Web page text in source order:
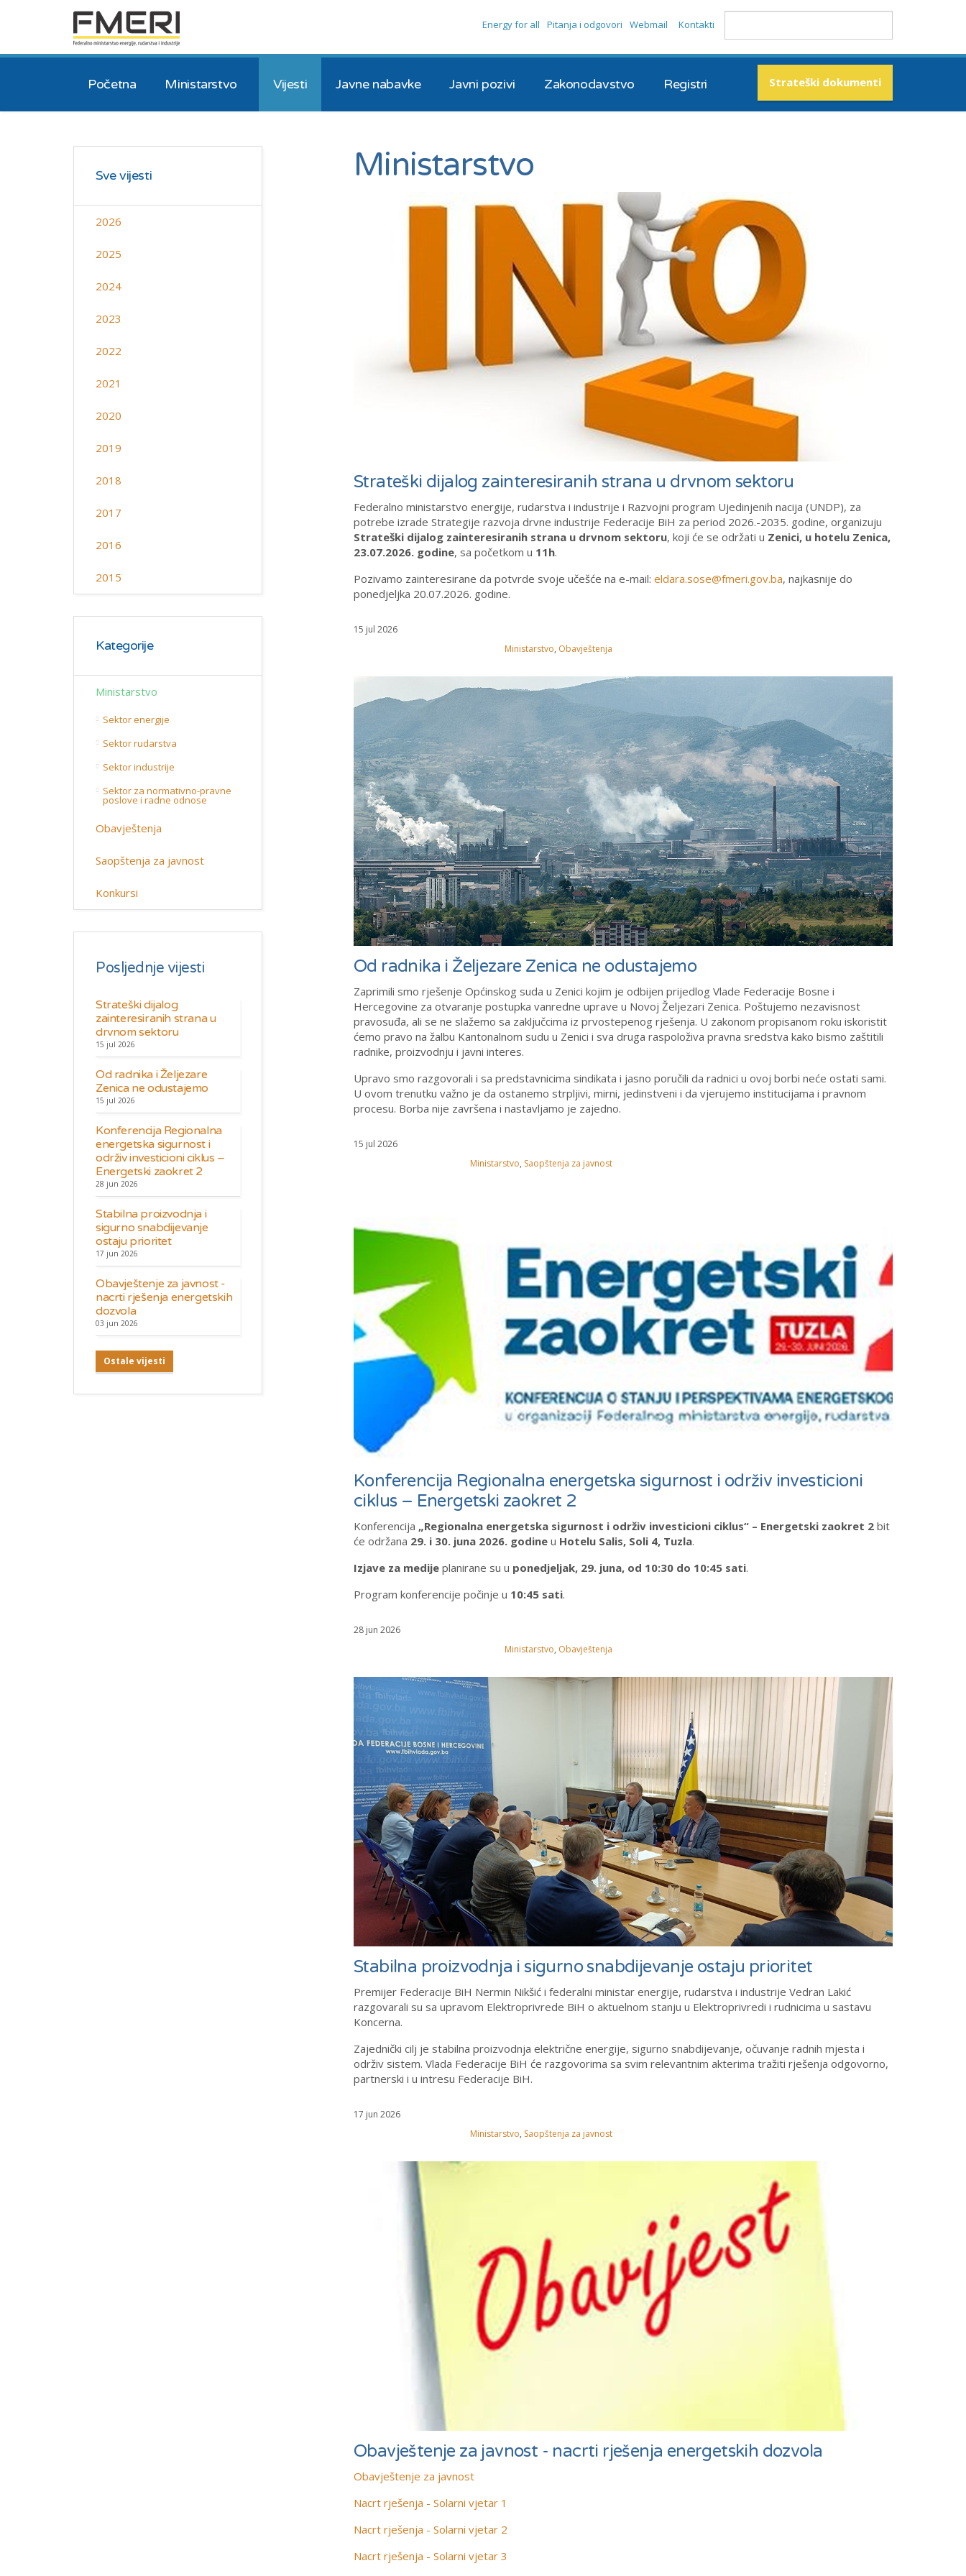
Strateški dokumenti
Početna Ministarstvo Vijesti Javne nabavke Javni pozivi Zakonodavstvo Registri
Energy for all Pitanja i odgovori Webmail Kontakti
Ministarstvo
Strateški dijalog zainteresiranih strana u drvnom sektoru
Federalno ministarstvo energije, rudarstva i industrije i Razvojni program Ujedinjenih nacija (UNDP), za
potrebe izrade Strategije razvoja drvne industrije Federacije BiH za period 2026.-2035. godine, organizuju
Strateški dijalog zainteresiranih strana u drvnom sektoru, koji će se održati u Zenici, u hotelu Zenica,
23.07.2026. godine, sa početkom u 11h.
Pozivamo zainteresirane da potvrde svoje učešće na e-mail: eldara.sose@fmeri.gov.ba, najkasnije do
ponedjeljka 20.07.2026. godine.
15 jul 2026
Ministarstvo, Obavještenja
Od radnika i Željezare Zenica ne odustajemo
Zaprimili smo rješenje Općinskog suda u Zenici kojim je odbijen prijedlog Vlade Federacije Bosne i
Hercegovine za otvaranje postupka vanredne uprave u Novoj Željezari Zenica. Poštujemo nezavisnost
pravosuđa, ali se ne slažemo sa zaključcima iz prvostepenog rješenja. U zakonom propisanom roku iskoristit
ćemo pravo na žalbu Kantonalnom sudu u Zenici i sva druga raspoloživa pravna sredstva kako bismo zaštitili
radnike, proizvodnju i javni interes.
Upravo smo razgovorali i sa predstavnicima sindikata i jasno poručili da radnici u ovoj borbi neće ostati sami.
U ovom trenutku važno je da ostanemo strpljivi, mirni, jedinstveni i da vjerujemo institucijama i pravnom
procesu. Borba nije završena i nastavljamo je zajedno.
15 jul 2026
Ministarstvo, Saopštenja za javnost
Konferencija Regionalna energetska sigurnost i održiv investicioni
ciklus – Energetski zaokret 2
Konferencija „Regionalna energetska sigurnost i održiv investicioni ciklus“ – Energetski zaokret 2 bit
će održana 29. i 30. juna 2026. godine u Hotelu Salis, Soli 4, Tuzla.
Izjave za medije planirane su u ponedjeljak, 29. juna, od 10:30 do 10:45 sati.
Program konferencije počinje u 10:45 sati.
28 jun 2026
Ministarstvo, Obavještenja
Stabilna proizvodnja i sigurno snabdijevanje ostaju prioritet
Premijer Federacije BiH Nermin Nikšić i federalni ministar energije, rudarstva i industrije Vedran Lakić
razgovarali su sa upravom Elektroprivrede BiH o aktuelnom stanju u Elektroprivredi i rudnicima u sastavu
Koncerna.
Zajednički cilj je stabilna proizvodnja električne energije, sigurno snabdijevanje, očuvanje radnih mjesta i
održiv sistem. Vlada Federacije BiH će razgovorima sa svim relevantnim akterima tražiti rješenja odgovorno,
partnerski i u intresu Federacije BiH.
17 jun 2026
Ministarstvo, Saopštenja za javnost
Obavještenje za javnost - nacrti rješenja energetskih dozvola
Obavještenje za javnost
Nacrt rješenja - Solarni vjetar 1
Nacrt rješenja - Solarni vjetar 2
Nacrt rješenja - Solarni vjetar 3
Sve vijesti
2026
2025
2024
2023
2022
2021
2020
2019
2018
2017
2016
2015
Kategorije
Ministarstvo
Sektor energije
Sektor rudarstva
Sektor industrije
Sektor za normativno-pravne
poslove i radne odnose
Obavještenja
Saopštenja za javnost
Konkursi
Posljednje vijesti
Strateški dijalog
zainteresiranih strana u
drvnom sektoru
15 jul 2026
Od radnika i Željezare
Zenica ne odustajemo
15 jul 2026
Konferencija Regionalna
energetska sigurnost i
održiv investicioni ciklus –
Energetski zaokret 2
28 jun 2026
Stabilna proizvodnja i
sigurno snabdijevanje
ostaju prioritet
17 jun 2026
Obavještenje za javnost -
nacrti rješenja energetskih
dozvola
03 jun 2026
Ostale vijesti